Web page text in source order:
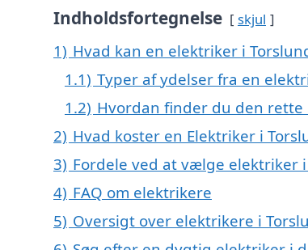
Indholdsfortegnelse skjul
1) Hvad kan en elektriker i
1.1) Typer af ydelser fra en
1.2) Hvordan finder du den rette
2) Hvad koster en Elektriker i
3) Fordele ved at vælge elektriker i
4) FAQ om elektrikere
5) Oversigt over elektrikere i